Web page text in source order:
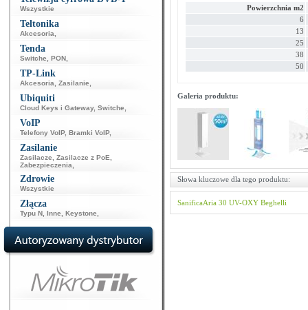
Wszystkie
Teltonika
Akcesoria
Tenda
Switche PON
TP-Link
Akcesoria Zasilanie
Ubiquiti
Cloud Keys i Gateway, Switche
VoIP
Telefony VoIP, Bramki VoIP,
Zasilanie
Zasilacze Zasilacze z PoE
Zabezpieczenia
Zdrowie
Wszystkie
Złącza
Typu N Inne Keystone
Powierzchnia m2
6
13
25
38
50
Galeria produktu:
Słowa kluczowe dla tego produktu:
SanificaAria 30 UV-OXY Beghelli